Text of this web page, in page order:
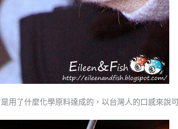
用了什麼化學原料達成的，以台灣人的口感來說